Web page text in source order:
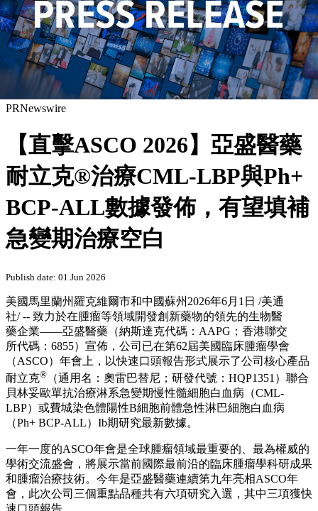
PRNewswire
【直擊ASCO 2026】亞盛醫藥
耐立克®治療CML-LBP與Ph+
BCP-ALL數據發佈，有望填補
急變期治療空白
Publish date: 01 Jun 2026
美國馬里蘭州羅克維爾市和中國蘇州 2026年6月1日 /美通
社/ -- 致力於在腫瘤等領域開發創新藥物的領先的生物醫
藥企業——亞盛醫藥（納斯達克代碼：AAPG；香港聯交
所代碼：6855）宣佈，公司已在第62屆美國臨床腫瘤學會
（ASCO）年會上，以快速口頭報告形式展示了公司核心產品
耐立克® （通用名：奧雷巴替尼；研發代號：HQP1351）聯合
貝林妥歐單抗治療淋系急變期慢性髓細胞白血病（CML-
LBP）或費城染色體陽性B細胞前體急性淋巴細胞白血病
（Ph+ BCP-ALL）Ib期研究最新數據。
一年一度的ASCO年會是全球腫瘤領域最重要的、最為權威的
學術交流盛會，將展示當前國際最前沿的臨床腫瘤學科研成果
和腫瘤治療技術。今年是亞盛醫藥連續第九年亮相ASCO年
會，此次公司三個重點品種共有六項研究入選，其中三項獲快
速口頭報告。